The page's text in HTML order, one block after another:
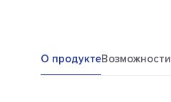
О продуктеВозможности